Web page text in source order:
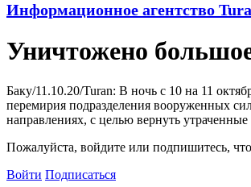
Информационное агентство
Уничтожено
Баку/11.10.20/Turan: В ночь с 10 на 11
перемирия подразделения вооруженных
направлениях, с целью вернуть
Пожалуйста, войдите или подпишитесь,
Войти Подписаться